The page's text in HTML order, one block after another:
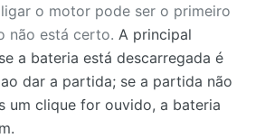
o motor pode ser o primeiro
não está certo. A principal
a bateria está descarregada é
dar a partida; se a partida não
um clique for ouvido, a bateria